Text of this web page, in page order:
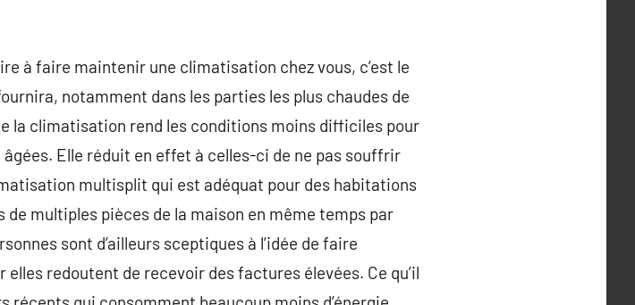
à faire maintenir une climatisation chez vous, c’est le
notamment dans les parties les plus chaudes de
la climatisation rend les conditions moins difficiles pour
Elle réduit en effet à celles-ci de ne pas souffrir
multisplit qui est adéquat pour des habitations
de multiples pièces de la maison en même temps par
sont d’ailleurs sceptiques à l’idée de faire
redoutent de recevoir des factures élevées. Ce qu’il